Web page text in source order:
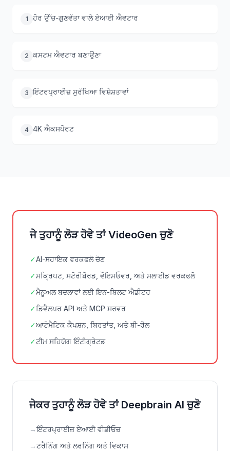
1 ਹੋਰ ਉੱਚ-ਗੁਣਵੱਤਾ ਵਾਲੇ ਏਆਈ ਐਵਟਾਰ
2 ਕਸਟਮ ਐਵਟਾਰ ਬਣਾਉਣਾ
3 ਇੰਟਰਪ੍ਰਾਈਜ਼ ਸੁਰੱਖਿਆ ਵਿਸ਼ੇਸ਼ਤਾਵਾਂ
4 4K ਐਕਸਪੋਰਟ
ਜੇ ਤੁਹਾਨੂੰ ਲੋੜ ਹੋਵੇ ਤਾਂ VideoGen ਚੁਣੋ
✓AI-ਸਹਾਇਕ ਵਰਕਫਲੋ ਚੋਣ
✓ਸਕ੍ਰਿਪਟ, ਸਟੋਰੀਬੋਰਡ, ਵੌਇਸਓਵਰ, ਅਤੇ ਸਲਾਈਡ ਵਰਕਫਲੋ
✓ਮੈਨੂਅਲ ਬਦਲਾਵਾਂ ਲਈ ਇਨ-ਬਿਲਟ ਐਡੀਟਰ
✓ਡਿਵੈਲਪਰ API ਅਤੇ MCP ਸਰਵਰ
✓ਆਟੋਮੈਟਿਕ ਕੈਪਸ਼ਨ, ਬਿਰਤਾਂਤ, ਅਤੇ ਬੀ-ਰੋਲ
✓ਟੀਮ ਸਹਿਯੋਗ ਇੰਟੀਗ੍ਰੇਟਡ
ਜੇਕਰ ਤੁਹਾਨੂੰ ਲੋੜ ਹੋਵੇ ਤਾਂ Deepbrain AI ਚੁਣੋ
→ਇੰਟਰਪ੍ਰਾਈਜ਼ ਏਆਈ ਵੀਡੀਓਜ਼
→ਟਰੈਨਿੰਗ ਅਤੇ ਲਰਨਿੰਗ ਅਤੇ ਵਿਕਾਸ